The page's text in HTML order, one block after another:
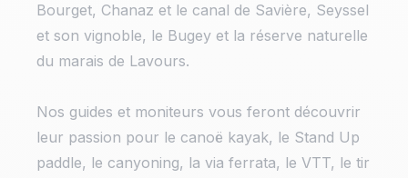
Bourget, Chanaz et le canal de Savière, Seyssel
et son vignoble, le Bugey et la réserve naturelle
du marais de Lavours.
Nos guides et moniteurs vous feront découvrir
leur passion pour le canoë kayak, le Stand Up
paddle, le canyoning, la via ferrata, le VTT, le tir